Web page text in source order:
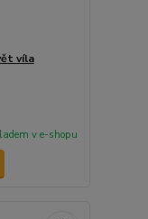
víla
v e-shopu